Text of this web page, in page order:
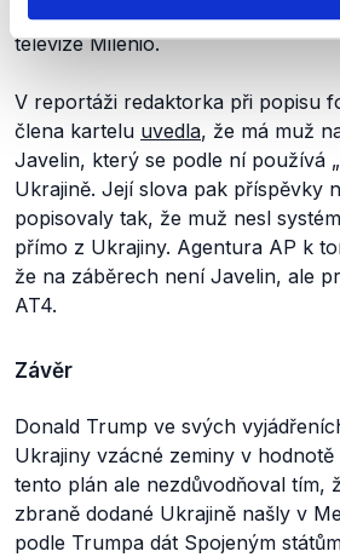
přeloženéšpanělskojazyčné
televize Milenio.
V reportáži redaktorka při popisu
člena kartelu uvedla, že má muž
Javelin, který se podle ní používá
Ukrajině. Její slova pak příspěvky
popisovaly tak, že muž nesl
přímo z Ukrajiny. Agentura AP k
že na záběrech není Javelin, ale
AT4.
Závěr
Donald Trump ve svých
Ukrajiny vzácné zeminy v
tento plán ale nezdůvodňoval tím,
zbraně dodané Ukrajině našly v
podle Trumpa dát Spojeným